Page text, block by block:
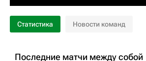
Статистика Новости команд
Последние матчи между собой